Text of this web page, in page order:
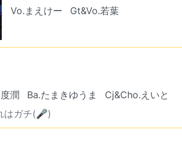
Vo.まえけー Gt&Vo.若葉
潤 Ba.たまきゆうま
Cj&Cho.えいと
はガチ(🎤)